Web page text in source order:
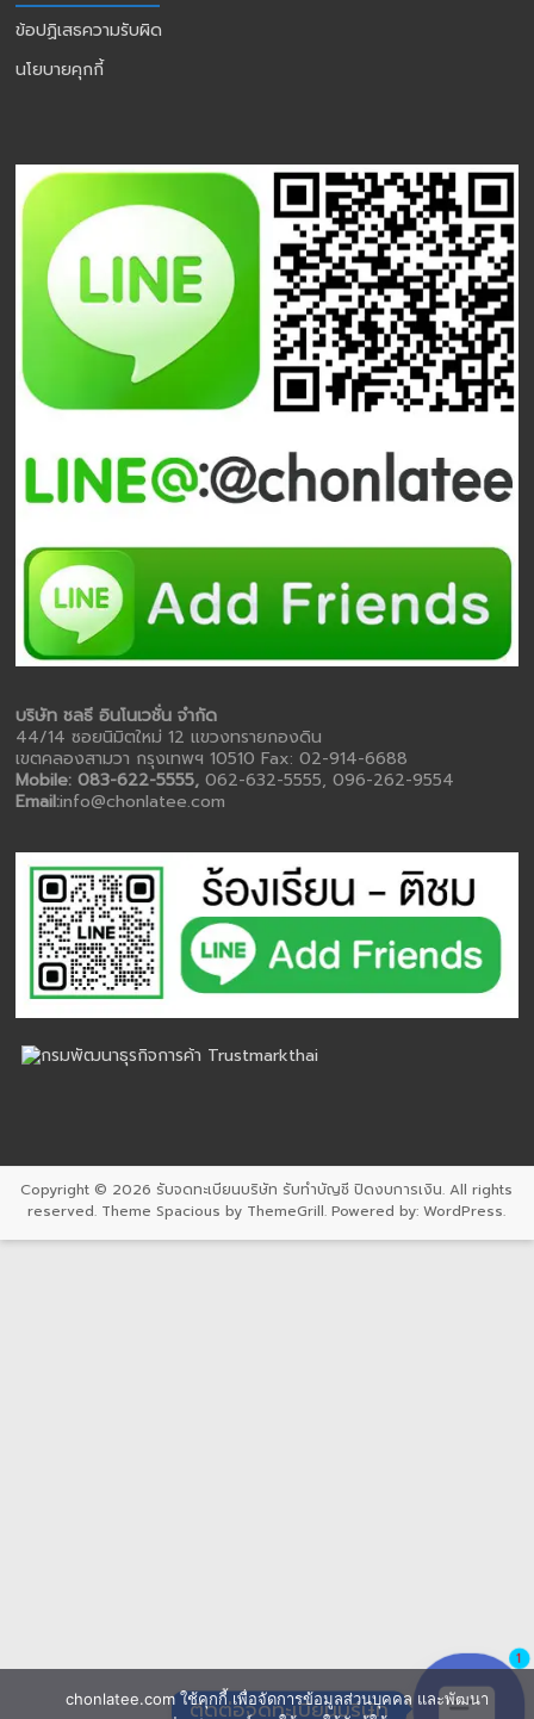
ข้อปฏิเสธความรับผิด
นโยบายคุกกี้
บริษัท ชลธี อินโนเวชั่น จำกัด
44/14 ซอยนิมิตใหม่ 12 แขวงทรายกองดิน
เขตคลองสามวา กรุงเทพฯ 10510 Fax: 02-914-6688
Mobile: 083-622-5555,062-632-5555, 096-262-9554
Email:info@chonlatee.com
Copyright © 2026 รับจดทะเบียนบริษัท รับทำบัญชี ปิดงบการเงิน. All rights
reserved. ThemeSpacious by ThemeGrill. Powered by:WordPress.
chonlatee.com ใช้คุกกี้ เพื่อจัดการข้อมูลส่วนบุคคล และพัฒนา
ติดต่อจดทะเบียนบริษัท
1